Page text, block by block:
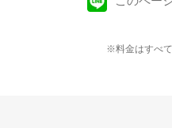
※料金はすべて